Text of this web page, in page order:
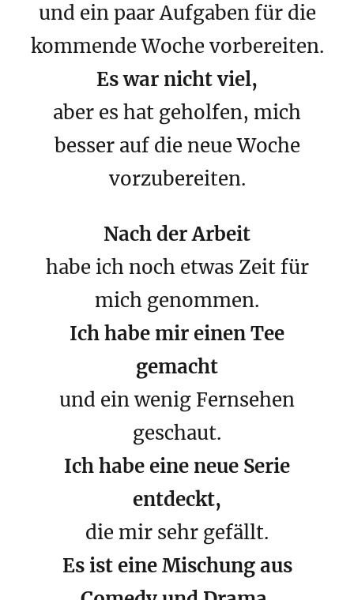
und ein paar Aufgaben für die
kommende Woche vorbereiten.
Es war nicht viel,
aber es hat geholfen, mich
besser auf die neue Woche
vorzubereiten.
Nach der Arbeit
habe ich noch etwas Zeit für
mich genommen.
Ich habe mir einen Tee
gemacht
und ein wenig Fernsehen
geschaut.
Ich habe eine neue Serie
entdeckt,
die mir sehr gefällt.
Es ist eine Mischung aus